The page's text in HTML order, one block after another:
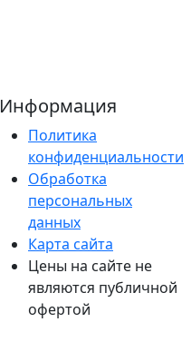
Информация
Политика
конфиденциальности
Обработка
персональных
данных
Карта сайта
Цены на сайте не
являются публичной
офертой